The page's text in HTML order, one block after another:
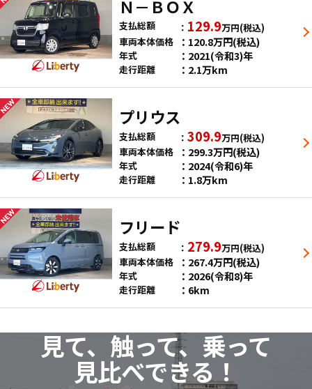
Ｎ－ＢＯＸ
支払総額 129.9万円(税込)
車両本体価格
120.8万円(税込)
年式 2021(令和3)年
走行距離 2.1万km
プリウス
支払総額 309.9万円(税込)
車両本体価格
299.3万円(税込)
年式 2024(令和6)年
走行距離 1.8万km
フリード
支払総額 279.9万円(税込)
車両本体価格
267.4万円(税込)
年式 2026(令和8)年
走行距離 6km
見て、触って、乗って
見比べできる！